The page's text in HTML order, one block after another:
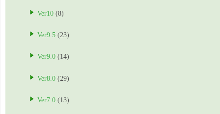
Ver10 (8)
Ver9.5 (23)
Ver9.0 (14)
Ver8.0 (29)
Ver7.0 (13)